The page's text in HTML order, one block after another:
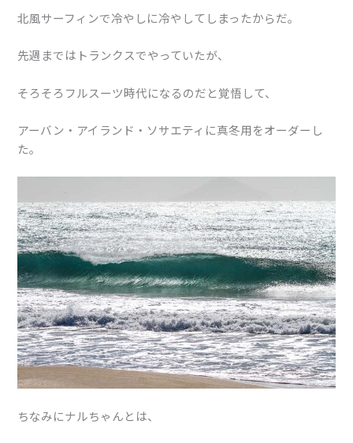
北風サーフィンで冷やしに冷やしてしまったからだ。
先週まではトランクスでやっていたが、
そろそろフルスーツ時代になるのだと覚悟して、
アーバン・アイランド・ソサエティに真冬用をオーダーし
た。
ちなみにナルちゃんとは、